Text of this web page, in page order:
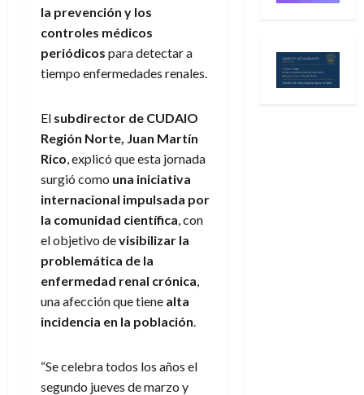
la prevención y los
controles médicos
periódicos para detectar a
tiempo enfermedades renales.
El subdirector de CUDAIO
Región Norte, Juan Martín
Rico , explicó que esta jornada
surgió como una iniciativa
internacional impulsada por
la comunidad científica , con
el objetivo devisibilizar la
problemática de la
enfermedad renal crónica
una afección que tiene alta
incidencia en la población
“Se celebra todos los años el
segundo jueves de marzo y